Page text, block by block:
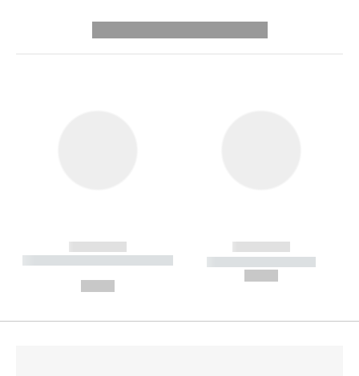
------------
----------- ----------- --------
------------
----------- -----------